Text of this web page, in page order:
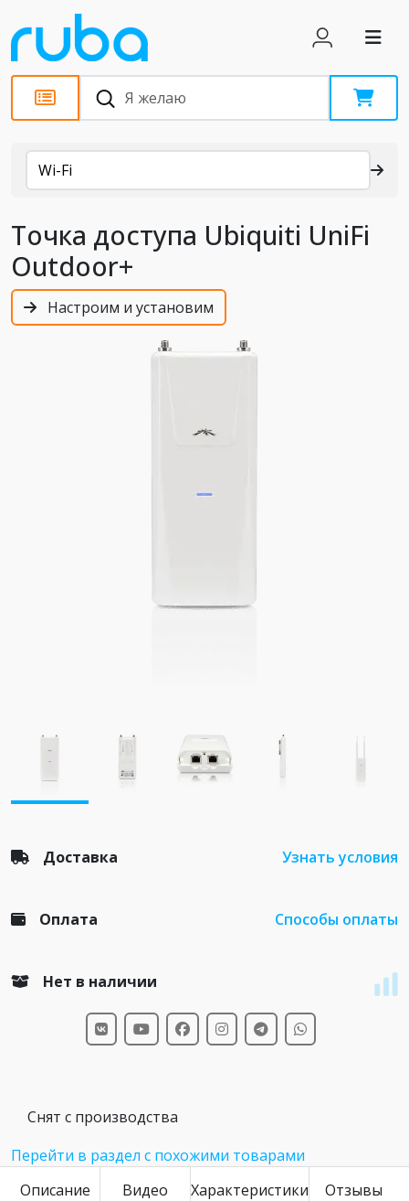
Каталог
Wi-Fi
Точка доступа Ubiquiti UniFi
Outdoor+
Настроим и установим
Доставка Узнать условия
Оплата Способы оплаты
Нет в наличии
Снят с производства
Перейти в раздел с похожими товарами
Описание
Видео Характеристики Отзывы